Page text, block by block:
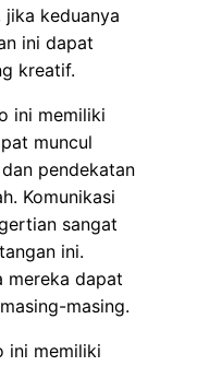
jika keduanya
ini dapat
kreatif.
ini memiliki
muncul
pendekatan
Komunikasi
sangat
ini.
mereka dapat
masing.
ini memiliki